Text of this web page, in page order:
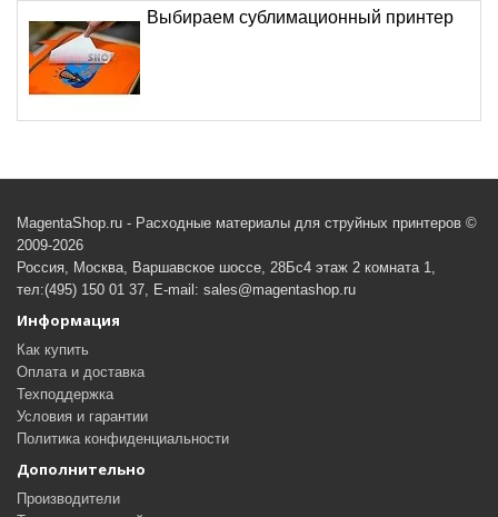
Выбираем сублимационный принтер
MagentaShop.ru - Расходные материалы для струйных принтеров ©
2009-2026
Россия, Москва, Варшавское шоссе, 28Бс4 этаж 2 комната 1,
тел:(495) 150 01 37, E-mail: sales@magentashop.ru
Информация
Как купить
Оплата и доставка
Техподдержка
Условия и гарантии
Политика конфиденциальности
Дополнительно
Производители